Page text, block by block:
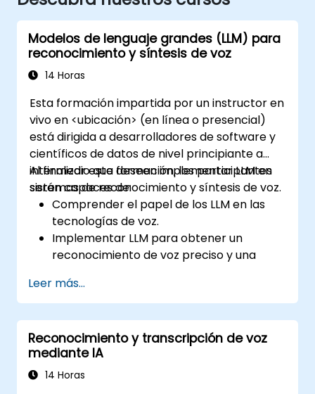
Modelos de lenguaje grandes (LLM) para
reconocimiento y síntesis de voz
14 Horas
Esta formación impartida por un instructor en
vivo en <ubicación> (en línea o presencial)
está dirigida a desarrolladores de software y
científicos de datos de nivel principiante a
intermedio que deseen implementar LLM en
sistemas de reconocimiento y síntesis de voz.
Al finalizar esta formación, los participantes
serán capaces de:
Comprender el papel de los LLM en las
tecnologías de voz.
Implementar LLM para obtener un
reconocimiento de voz preciso y una
Integrar LLM con motores de
reconocimiento de voz y sintetizadores
de voz.
Evaluar y mejorar el rendimiento de los
sistemas de voz utilizando LLM.
Mantenerse actualizado sobre las
Leer más...
Reconocimiento y transcripción de voz
mediante IA
14 Horas